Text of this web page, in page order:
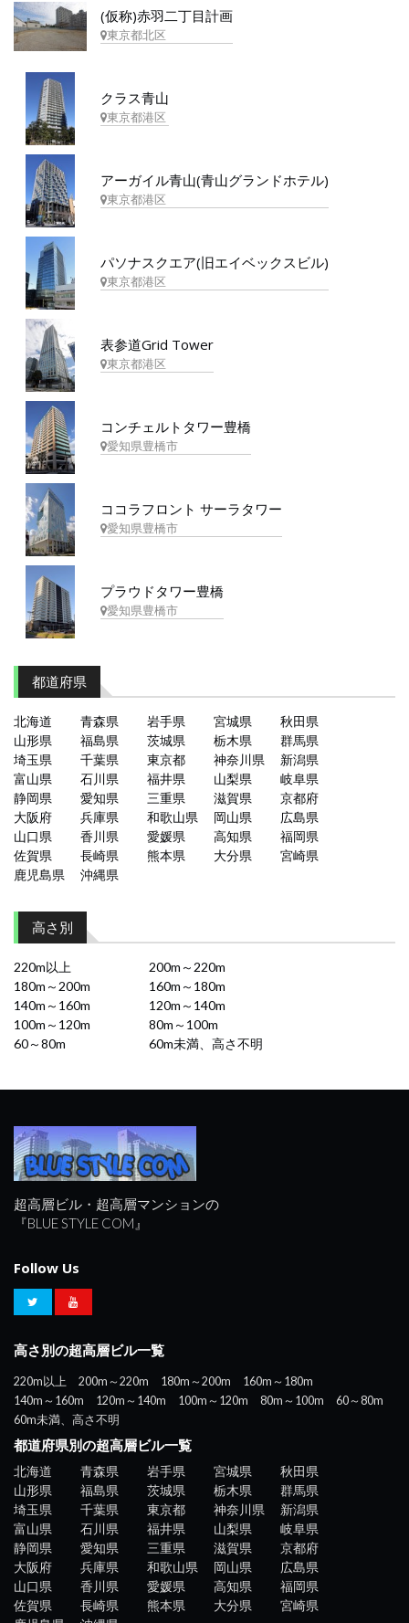
(仮称)赤羽二丁目計画
東京都北区
クラス青山
東京都港区
アーガイル青山(青山グランドホテル)
東京都港区
パソナスクエア(旧エイベックスビル)
東京都港区
表参道Grid Tower
東京都港区
コンチェルトタワー豊橋
愛知県豊橋市
ココラフロント サーラタワー
愛知県豊橋市
プラウドタワー豊橋
愛知県豊橋市
都道府県
北海道 青森県 岩手県 宮城県
秋田県
山形県
福島県 茨城県 栃木県
群馬県
埼玉県
千葉県 東京都 神奈川県
新潟県
富山県
石川県 福井県 山梨県
岐阜県
静岡県
愛知県 三重県 滋賀県
京都府
大阪府
兵庫県 和歌山県 岡山県
広島県
山口県
香川県 愛媛県 高知県
福岡県
佐賀県
長崎県 熊本県 大分県
宮崎県
鹿児島県
沖縄県
高さ別
220m以上
200m～220m
180m～200m
160m～180m
140m～160m
120m～140m
100m～120m
80m～100m
60～80m
60m未満、高さ不明
超高層ビル・超高層マンションの
『BLUE STYLE COM』
Follow Us
高さ別の超高層ビル一覧
220m以上 200m～220m 180m～200m
160m～180m
140m～160m
120m～140m 100m～120m 80m～100m
60～80m
60m未満、高さ不明
都道府県別の超高層ビル一覧
北海道 青森県 岩手県 宮城県
秋田県
山形県
福島県 茨城県 栃木県
群馬県
埼玉県
千葉県 東京都 神奈川県
新潟県
富山県
石川県 福井県 山梨県
岐阜県
静岡県
愛知県 三重県 滋賀県
京都府
大阪府
兵庫県 和歌山県 岡山県
広島県
山口県
香川県 愛媛県 高知県
福岡県
佐賀県
長崎県 熊本県 大分県
宮崎県